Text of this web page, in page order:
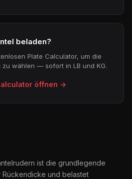
beladen?
Plate Calculator, um die
wählen — sofort in LB und KG.
öffnen →
ist die grundlegende
und belastet